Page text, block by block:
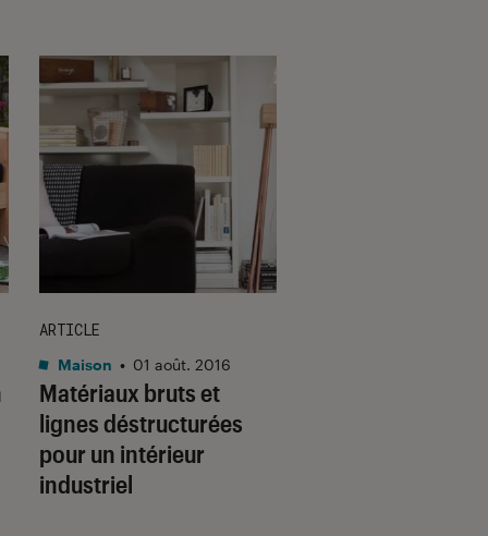
Matériaux bruts et
lignes déstructurées
pour un intérieur
industriel
ARTICLE
Maison • 01 août. 2016